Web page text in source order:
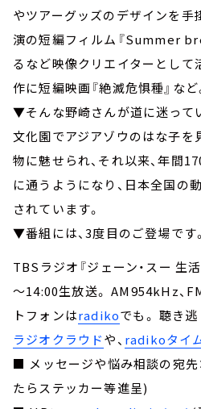
やツアーグッズのデザインを手
演の短編フィルム『Summer
るなど映像クリエイターとして
作に短編映画『絶滅危惧種』など
▼そんな野崎さんが道に迷って
文化園でアジアゾウのはな子を
物に魅せられ、それ以来、年間
に通うようになり、日本全国の
されています。
▼番組には、3度目のご登場です。
TBSラジオ『ジェーン・スー 生
～14:00生放送。 AM954kHz、
トフォンはradikoでも。 聴き
ラジオクラウドや、 radikoタイ
■ メッセージや悩み相談の宛先
たらステッカー等進呈)